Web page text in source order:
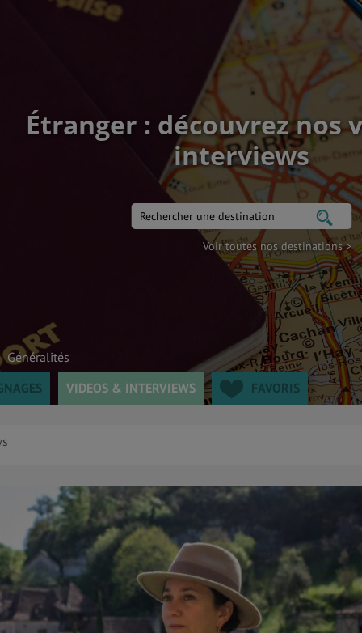
Étranger : découvrez nos
interviews
Voir toutes nos destinations >
Généralités
VIDEOS & INTERVIEWS FAVORIS